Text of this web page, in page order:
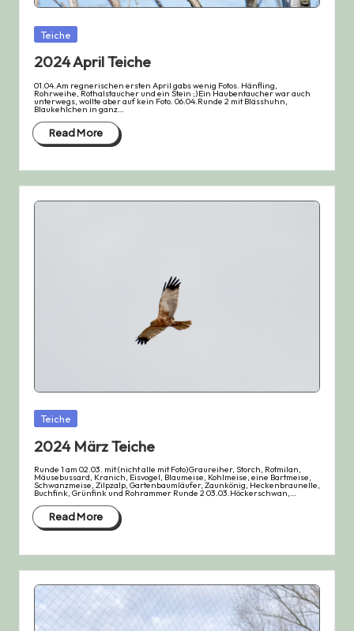
Posted
in Teiche
2024 April Teiche
01.04.Am regnerischen ersten April gabs wenig Fotos. Hänfling,
Rohrweihe, Rothalstaucher und ein Stein ;)Ein Haubentaucher war auch
unterwegs, wollte aber auf kein Foto. 06.04.Runde 2 mit Blässhuhn,
Blaukehlchen in ganz…
Read More
Posted
in Teiche
2024 März Teiche
Runde 1 am 02.03. mit (nicht alle mit Foto)Graureiher, Storch, Rotmilan,
Mäusebussard, Kranich, Eisvogel, Blaumeise, Kohlmeise, eine Bartmeise,
Schwanzmeise, Zilpzalp, Gartenbaumläufer, Zaunkönig, Heckenbraunelle,
Buchfink, Grünfink und Rohrammer Runde 2 03.03.Höckerschwan,…
Read More